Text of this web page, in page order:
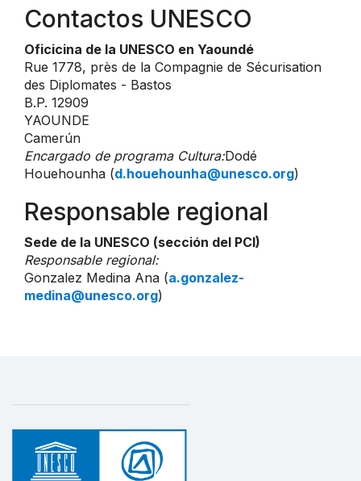
Contactos UNESCO
Oficicina de la UNESCO en Yaoundé
Rue 1778, près de la Compagnie de Sécurisation
des Diplomates - Bastos
B.P. 12909
YAOUNDE
Camerún
Encargado de programa Cultura:Dodé
Houehounha (d.houehounha@unesco.org)
Responsable regional
Sede de la UNESCO (sección del PCI)
Responsable regional:
Gonzalez Medina Ana (a.gonzalez-
medina@unesco.org)